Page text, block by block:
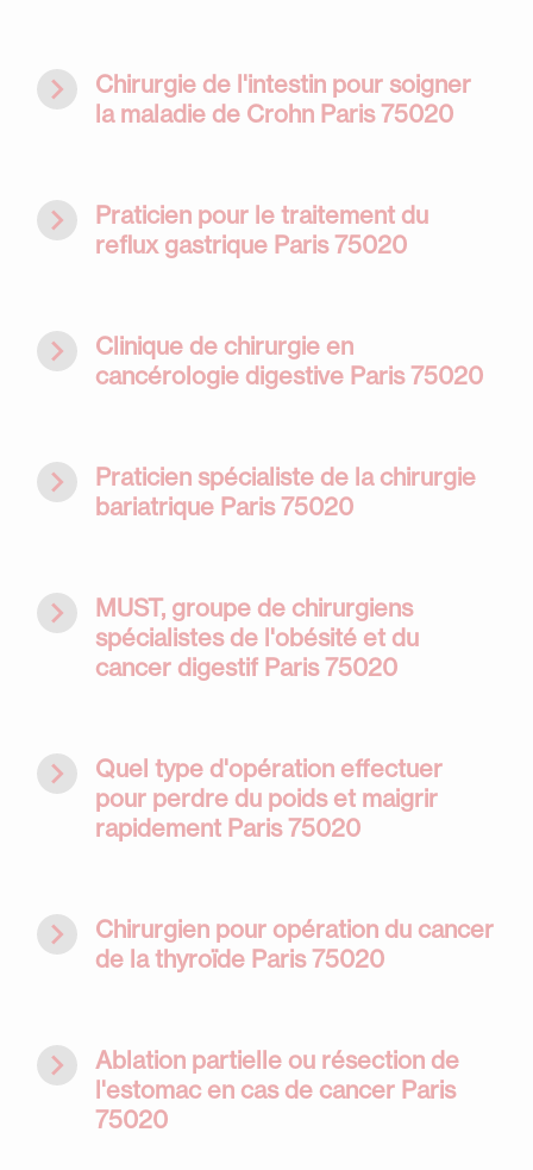
navigate_next
Chirurgie de l'intestin pour soigner
la maladie de Crohn Paris 75020
navigate_next
Praticien pour le traitement du
reflux gastrique Paris 75020
navigate_next
Clinique de chirurgie en
cancérologie digestive Paris 75020
navigate_next
Praticien spécialiste de la chirurgie
bariatrique Paris 75020
navigate_next
MUST, groupe de chirurgiens
spécialistes de l'obésité et du
cancer digestif Paris 75020
navigate_next
Quel type d'opération effectuer
pour perdre du poids et maigrir
rapidement Paris 75020
navigate_next
Chirurgien pour opération du cancer
de la thyroïde Paris 75020
navigate_next
Ablation partielle ou résection de
l'estomac en cas de cancer Paris
75020